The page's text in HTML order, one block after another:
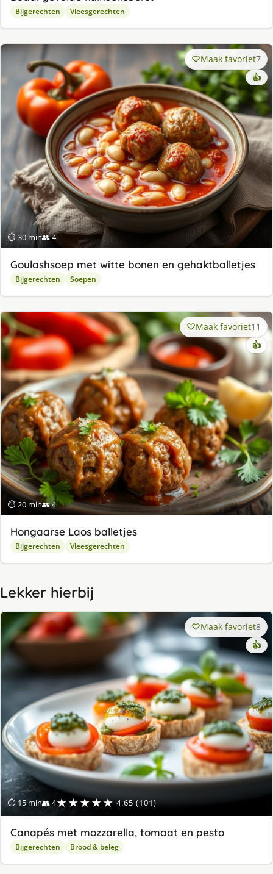
Bijgerechten Vleesgerechten
⏱ 30 min👥 4
Maak favoriet7
👍
Goulashsoep met witte bonen en gehaktballetjes
Bijgerechten Soepen
⏱ 20 min👥 4
Maak favoriet11
👍
Hongaarse Laos balletjes
Bijgerechten Vleesgerechten
Lekker hierbij
⏱ 15 min👥 4★★★★★ 4.65 (101)
Maak favoriet8
👍
Canapés met mozzarella, tomaat en pesto
Bijgerechten Brood & beleg